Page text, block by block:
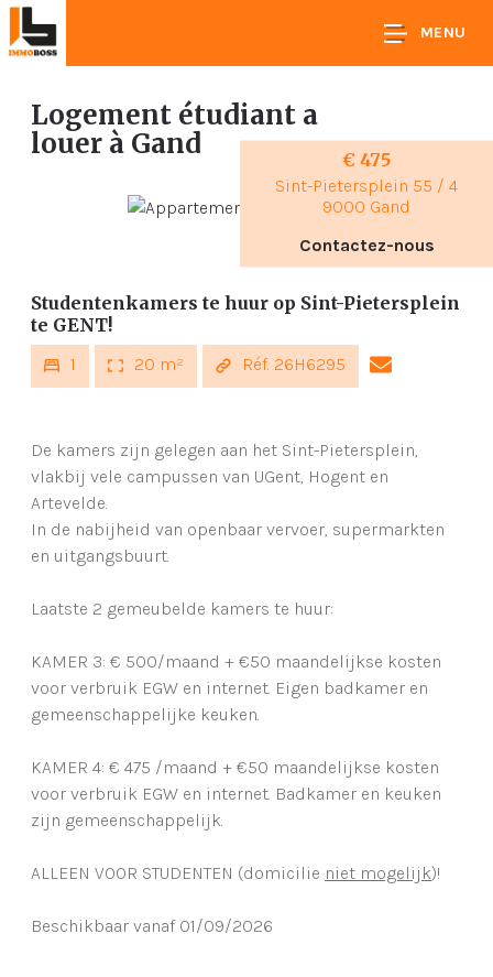
MENU
Logement étudiant a
louer à Gand € 475
Sint-Pietersplein 55 / 4
9000 Gand
Contactez-nous
Studentenkamers te huur op Sint-Pietersplein
te GENT!
1 20 m² Réf. 26H6295
De kamers zijn gelegen aan het Sint-Pietersplein,
vlakbij vele campussen van UGent, Hogent en
Artevelde.
In de nabijheid van openbaar vervoer, supermarkten
en uitgangsbuurt.
Laatste 2 gemeubelde kamers te huur:
KAMER 3: € 500/maand + €50 maandelijkse kosten
voor verbruik EGW en internet. Eigen badkamer en
gemeenschappelijke keuken.
KAMER 4: € 475 /maand + €50 maandelijkse kosten
voor verbruik EGW en internet. Badkamer en keuken
zijn gemeenschappelijk.
ALLEEN VOOR STUDENTEN (domicilie niet mogelijk)!
Beschikbaar vanaf 01/09/2026